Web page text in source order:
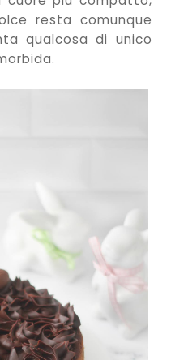
resta comunque
qualcosa di unico